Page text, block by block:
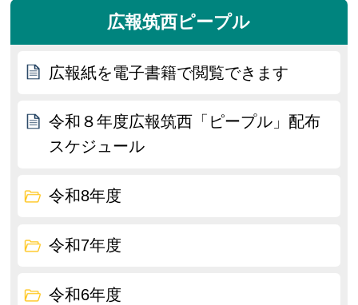
広報筑西ピープル
広報紙を電子書籍で閲覧できます
令和８年度広報筑西「ピープル」配布
スケジュール
令和8年度
令和7年度
令和6年度